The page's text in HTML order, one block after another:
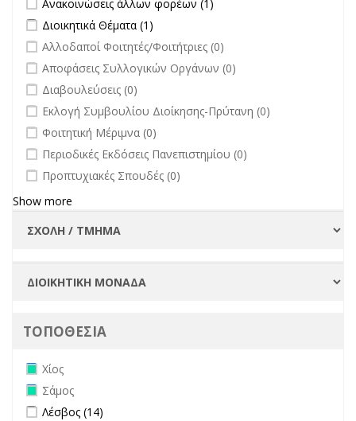
Ανακοινώσεις άλλων φορέων (1)
Apply Διοικητικά Θέματα filter
Διοικητικά Θέματα (1)
undefined
Αλλοδαποί Φοιτητές/Φοιτήτριες (0)
undefined
Αποφάσεις Συλλογικών Οργάνων (0)
undefined
Διαβουλεύσεις (0)
undefined
Εκλογή Συμβουλίου Διοίκησης-Πρύτανη (0)
undefined
Φοιτητική Μέριμνα (0)
undefined
Περιοδικές Εκδόσεις Πανεπιστημίου (0)
undefined
Προπτυχιακές Σπουδές (0)
Show more
ΤΟΠΟΘΕΣΙΑ
Remove Χίος filter
Χίος
Remove Σάμος filter
Σάμος
Apply Λέσβος filter
Λέσβος (14)